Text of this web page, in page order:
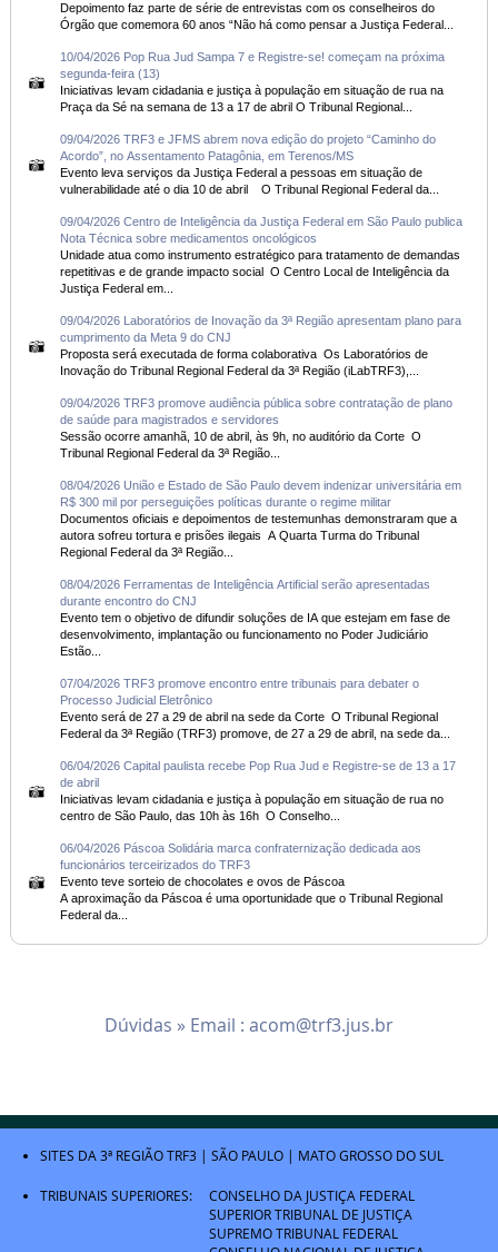
Depoimento faz parte de série de entrevistas com os conselheiros do
Órgão que comemora 60 anos “Não há como pensar a Justiça Federal...
10/04/2026 Pop Rua Jud Sampa 7 e Registre-se! começam na próxima
segunda-feira (13)
Iniciativas levam cidadania e justiça à população em situação de rua na
Praça da Sé na semana de 13 a 17 de abril O Tribunal Regional...
09/04/2026 TRF3 e JFMS abrem nova edição do projeto “Caminho do
Acordo”, no Assentamento Patagônia, em Terenos/MS
Evento leva serviços da Justiça Federal a pessoas em situação de
vulnerabilidade até o dia 10 de abril O Tribunal Regional Federal da...
09/04/2026 Centro de Inteligência da Justiça Federal em São Paulo publica
Nota Técnica sobre medicamentos oncológicos
Unidade atua como instrumento estratégico para tratamento de demandas
repetitivas e de grande impacto social O Centro Local de Inteligência da
Justiça Federal em...
09/04/2026 Laboratórios de Inovação da 3ª Região apresentam plano para
cumprimento da Meta 9 do CNJ
Proposta será executada de forma colaborativa Os Laboratórios de
Inovação do Tribunal Regional Federal da 3ª Região (iLabTRF3),...
09/04/2026 TRF3 promove audiência pública sobre contratação de plano
de saúde para magistrados e servidores
Sessão ocorre amanhã, 10 de abril, às 9h, no auditório da Corte O
Tribunal Regional Federal da 3ª Região...
08/04/2026 União e Estado de São Paulo devem indenizar universitária em
R$ 300 mil por perseguições políticas durante o regime militar
Documentos oficiais e depoimentos de testemunhas demonstraram que a
autora sofreu tortura e prisões ilegais A Quarta Turma do Tribunal
Regional Federal da 3ª Região...
08/04/2026 Ferramentas de Inteligência Artificial serão apresentadas
durante encontro do CNJ
Evento tem o objetivo de difundir soluções de IA que estejam em fase de
desenvolvimento, implantação ou funcionamento no Poder Judiciário
Estão...
07/04/2026 TRF3 promove encontro entre tribunais para debater o
Processo Judicial Eletrônico
Evento será de 27 a 29 de abril na sede da Corte O Tribunal Regional
Federal da 3ª Região (TRF3) promove, de 27 a 29 de abril, na sede da...
06/04/2026 Capital paulista recebe Pop Rua Jud e Registre-se de 13 a 17
de abril
Iniciativas levam cidadania e justiça à população em situação de rua no
centro de São Paulo, das 10h às 16h O Conselho...
06/04/2026 Páscoa Solidária marca confraternização dedicada aos
funcionários terceirizados do TRF3
Evento teve sorteio de chocolates e ovos de Páscoa
A aproximação da Páscoa é uma oportunidade que o Tribunal Regional
Federal da...
Dúvidas » Email : acom@trf3.jus.br
SITES DA 3ª REGIÃOTRF3 | SÃO PAULO | MATO GROSSO DO SUL
TRIBUNAIS SUPERIORES:
CONSELHO DA JUSTIÇA FEDERAL
SUPERIOR TRIBUNAL DE JUSTIÇA
SUPREMO TRIBUNAL FEDERAL